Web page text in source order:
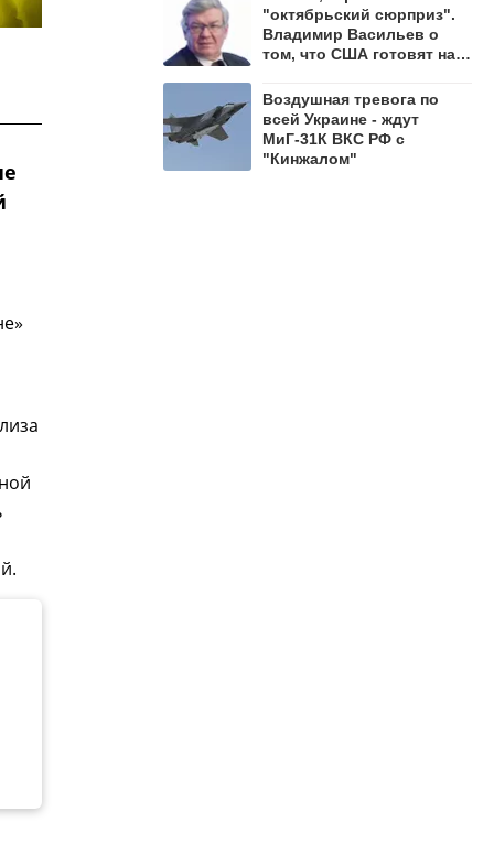
"октябрьский сюрприз".
Владимир Васильев о
том, что США готовят на
Воздушная тревога по
всей Украине - ждут
МиГ-31К ВКС РФ с
"Кинжалом"